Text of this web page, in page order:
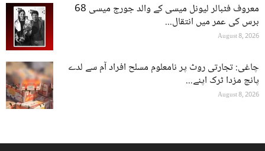
معروف فٹبالر لیونل میسی کے والد جورج میسی 68
برس کی عمر میں انتقال...
August 8, 2026
چاغی: تجارتی روٹ پر نامعلوم مسلح افراد آم سے لدے
پانچ مزدا ٹرک اپنے...
August 8, 2026